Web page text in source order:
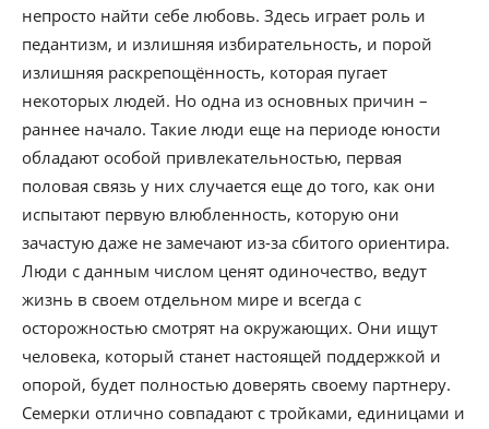
непросто найти себе любовь. Здесь играет роль и
педантизм, и излишняя избирательность, и порой
излишняя раскрепощённость, которая пугает
некоторых людей. Но одна из основных причин –
раннее начало. Такие люди еще на периоде юности
обладают особой привлекательностью, первая
половая связь у них случается еще до того, как они
испытают первую влюбленность, которую они
зачастую даже не замечают из-за сбитого ориентира.
Люди с данным числом ценят одиночество, ведут
жизнь в своем отдельном мире и всегда с
осторожностью смотрят на окружающих. Они ищут
человека, который станет настоящей поддержкой и
опорой, будет полностью доверять своему партнеру.
Семерки отлично совпадают с тройками, единицами и